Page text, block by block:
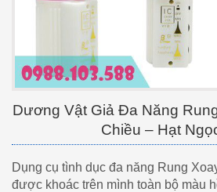
Dương Vật Giả Đa Năng
Chiều – Hạt
Dụng cụ tình dục đa năng Rung
được khoác trên mình toàn bộ màu